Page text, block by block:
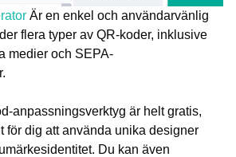
Är en enkel och användarvänlig
flera typer av QR-koder, inklusive
medier och SEPA-
anpassningsverktyg är helt gratis,
för dig att använda unika designer
Du kan även